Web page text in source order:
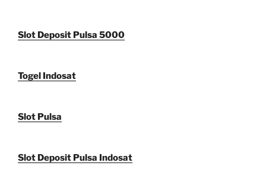
Slot Deposit Pulsa 5000
Togel Indosat
Slot Pulsa
Slot Deposit Pulsa Indosat